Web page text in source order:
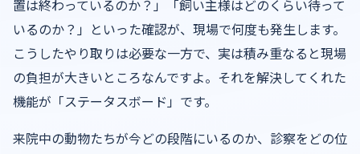
置は終わっているのか？」「飼い主様はどのくらい待って
いるのか？」といった確認が、現場で何度も発生します。
こうしたやり取りは必要な一方で、実は積み重なると現場
の負担が大きいところなんですよ。それを解決してくれた
機能が「ステータスボード」です。
来院中の動物たちが今どの段階にいるのか、診察をどの位